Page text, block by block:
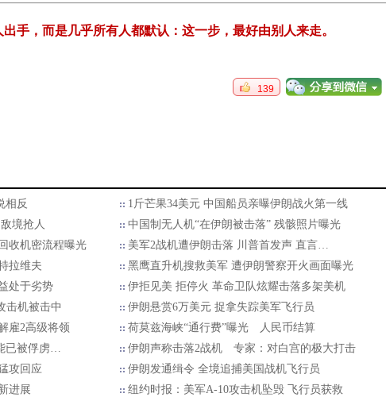
手，而是几乎所有人都默认：这一步，最好由别人来走。
139
相反
1斤芒果34美元 中国船员亲曝伊朗战火第一线
境抢人
中国制无人机“在伊朗被击落” 残骸照片曝光
收机密流程曝光
美军2战机遭伊朗击落 川普首发声 直言…
拉维夫
黑鹰直升机搜救美军 遭伊朗警察开火画面曝光
处于劣势
伊拒见美 拒停火 革命卫队炫耀击落多架美机
击机被击中
伊朗悬赏6万美元 捉拿失踪美军飞行员
雇2高级将领
荷莫兹海峡“通行费”曝光 人民币结算
已被俘虏…
伊朗声称击落2战机 专家：对白宫的极大打击
攻回应
伊朗发通缉令 全境追捕美国战机飞行员
进展
纽约时报：美军A-10攻击机坠毁 飞行员获救